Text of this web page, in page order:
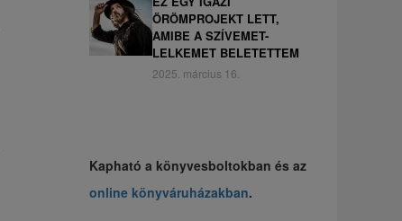
ÖRÖMPROJEKT LETT,
AMIBE A SZÍVEMET-
LELKEMET BELETETTEM
2025. március 16.
Kapható a könyvesboltokban és az
online könyváruházakban.